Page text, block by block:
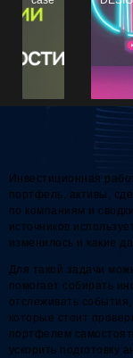
Инвестиционная
портфель, активы,
по компаниям и
источников
изменилось и какие
Для такой задачи
помогает собирать
отслеживать
которые стоит
портфелем
ускорить подготовку